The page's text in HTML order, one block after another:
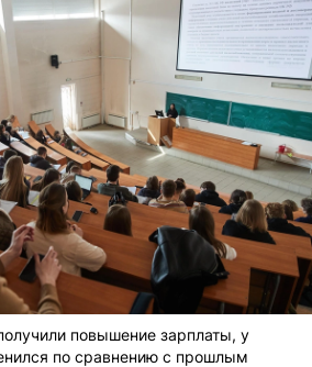
повышение зарплаты, у
по сравнению с прошлым